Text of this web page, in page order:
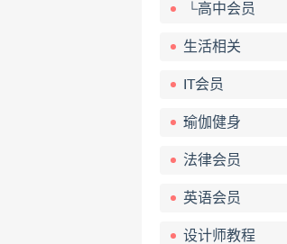
└高中会员
生活相关
IT会员
瑜伽健身
法律会员
英语会员
设计师教程